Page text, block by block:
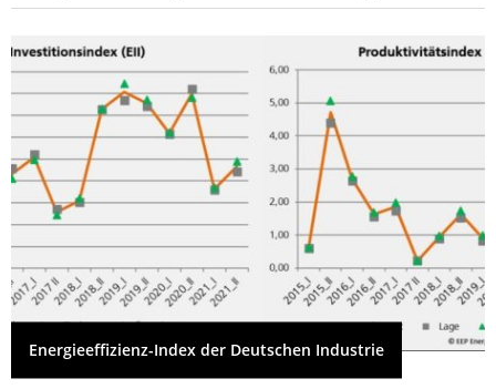
Energieeffizienz-Index der Deutschen Industrie